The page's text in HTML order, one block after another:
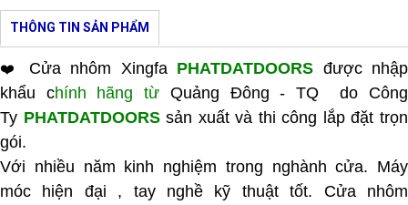
THÔNG TIN SẢN PHẨM
❤️ Cửa nhôm Xingfa PHATDATDOORS được nhập
khẩu chính hãng từ Quảng Đông - TQ do Công
Ty PHATDATDOORSsản xuất và thi công lắp đặt trọn
gói.
Với nhiều năm kinh nghiệm trong nghành cửa. Máy
móc hiện đại , tay nghề kỹ thuật tốt. Cửa nhôm